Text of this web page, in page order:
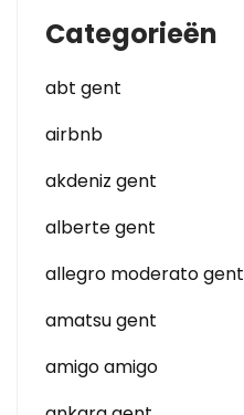
Categorieën
abt gent
airbnb
akdeniz gent
alberte gent
allegro moderato gent
amatsu gent
amigo amigo